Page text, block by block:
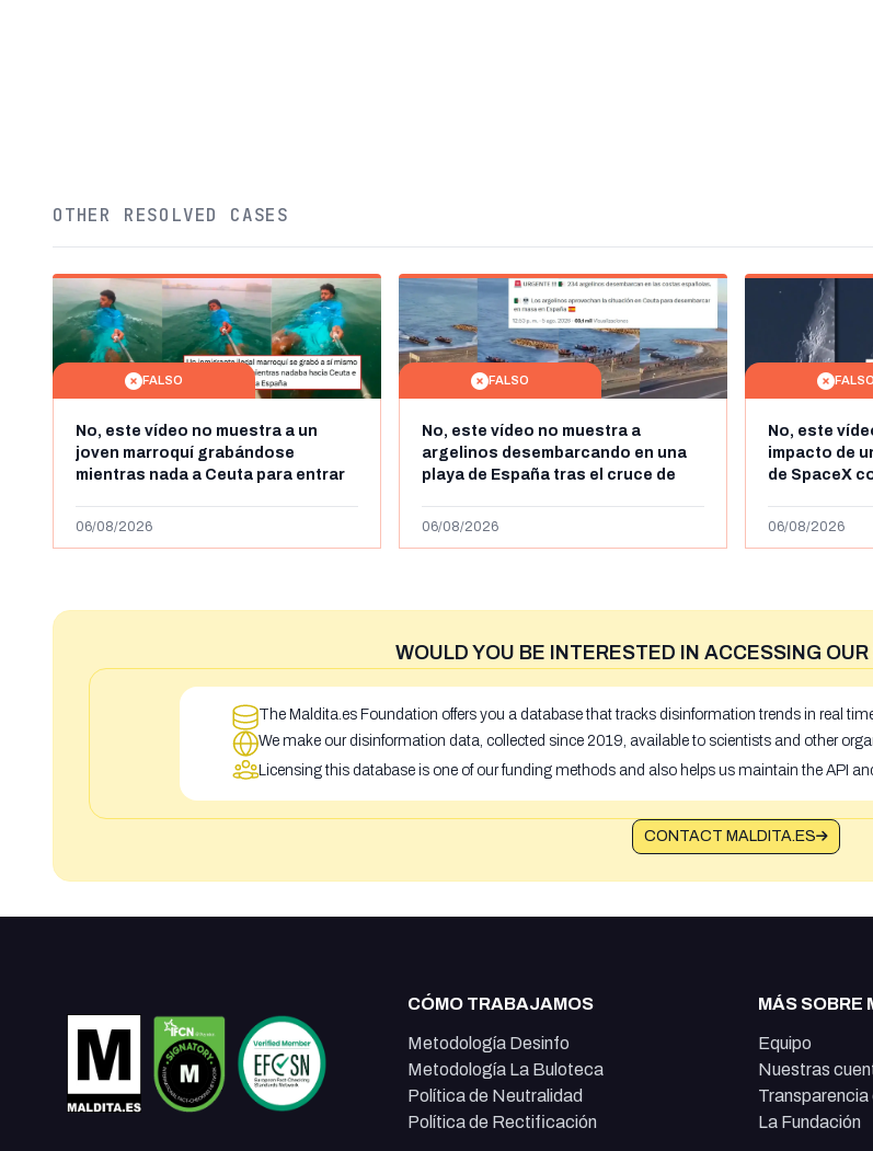
OTHER RESOLVED CASES
FALSO
No, este vídeo no muestra a un
joven marroquí grabándose
mientras nada a Ceuta para entrar
más de 450km de Ceuta y el autor lo
06/08/2026
FALSO
No, este vídeo no muestra a
argelinos desembarcando en una
playa de España tras el cruce de
de julio de 2026: son imágenes de
06/08/2026
FALSO
No, este
impacto de
de SpaceX
menos abril
06/08/2026
WOULD YOU BE INTERESTED IN ACCESSING
The Maldita.es Foundation offers you a database that tracks disinformation trends in real
We make our disinformation data, collected since 2019, available to scientists and other
Licensing this database is one of our funding methods and also helps us maintain the API
CONTACT MALDITA.ES
CÓMO TRABAJAMOS
Metodología Desinfo
Metodología La Buloteca
Política de Neutralidad
Política de Rectificación
MÁS SOBRE
Equipo
Nuestras
La Fundación